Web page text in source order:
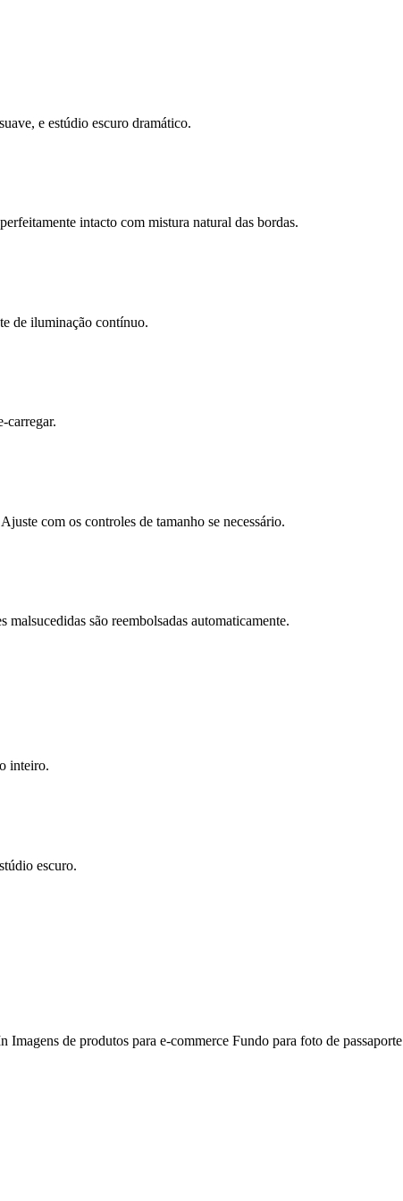
e estúdio escuro dramático.
intacto com mistura natural das bordas.
de iluminação contínuo.
com os controles de tamanho se necessário.
malsucedidas são reembolsadas automaticamente.
inteiro.
escuro.
Imagens de produtos para e-commerce Fundo para foto de passaporte